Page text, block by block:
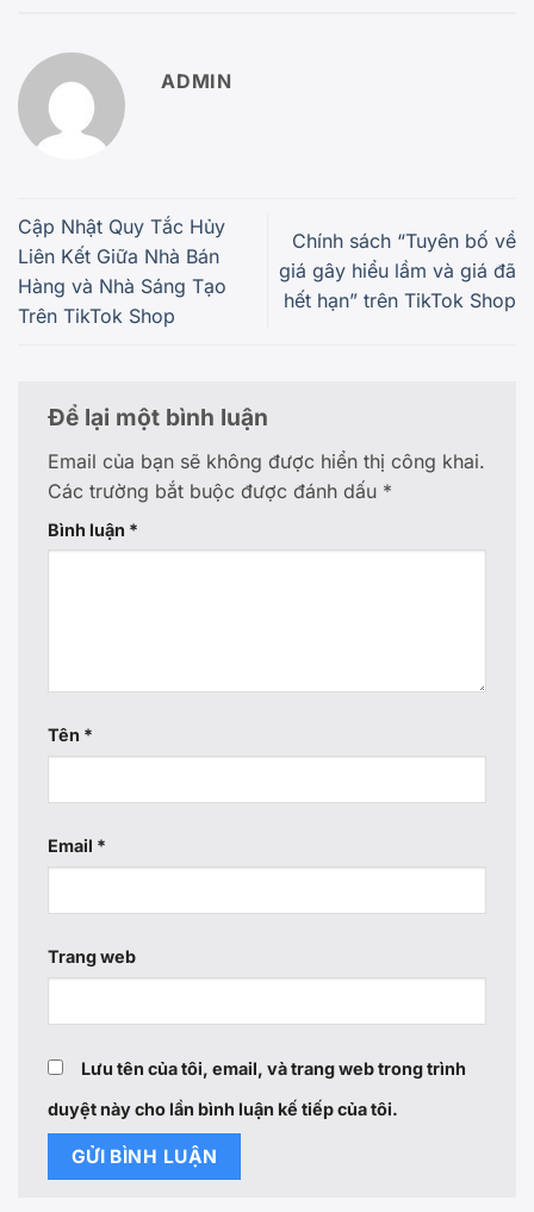
ADMIN
Cập Nhật Quy Tắc Hủy
Liên Kết Giữa Nhà Bán
Hàng và Nhà Sáng Tạo
Trên TikTok Shop
Chính sách “Tuyên bố về
giá gây hiểu lầm và giá đã
hết hạn” trên TikTok Shop
Để lại một bình luận
Email của bạn sẽ không được hiển thị công khai.
Các trường bắt buộc được đánh dấu *
Bình luận *
Tên *
Email *
Trang web
Lưu tên của tôi, email, và trang web trong trình
duyệt này cho lần bình luận kế tiếp của tôi.